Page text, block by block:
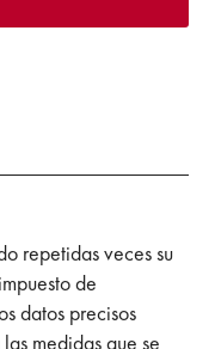
repetidas veces su
de
datos precisos
medidas que se